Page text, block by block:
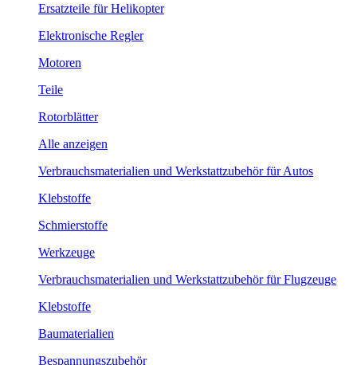
Ersatzteile für Helikopter
Elektronische Regler
Motoren
Teile
Rotorblätter
Alle anzeigen
Verbrauchsmaterialien und Werkstattzubehör für Autos
Klebstoffe
Schmierstoffe
Werkzeuge
Verbrauchsmaterialien und Werkstattzubehör für Flugzeuge
Klebstoffe
Baumaterialien
Bespannungszubehör